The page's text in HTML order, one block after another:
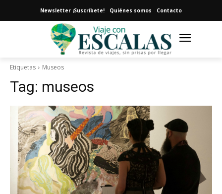
Newsletter ¡Suscríbete! Quiénes somos Contacto
Etiquetas Museos
Tag: museos